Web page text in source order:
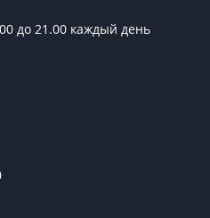
очереди, во все дни
79-2?
Techno-79-2 - от 1800
вызвать
до 21.00 каждый день